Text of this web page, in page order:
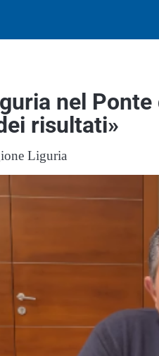
nel Ponte
risultati»
Liguria